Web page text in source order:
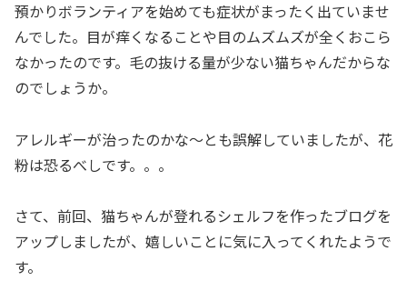
預かりボランティアを始めても症状がまったく出ていませ
んでした。目が痒くなることや目のムズムズが全くおこら
なかったのです。毛の抜ける量が少ない猫ちゃんだからな
のでしょうか。
アレルギーが治ったのかな〜とも誤解していましたが、花
粉は恐るべしです。。。
さて、前回、猫ちゃんが登れるシェルフを作ったブログを
アップしましたが、嬉しいことに気に入ってくれたようで
す。